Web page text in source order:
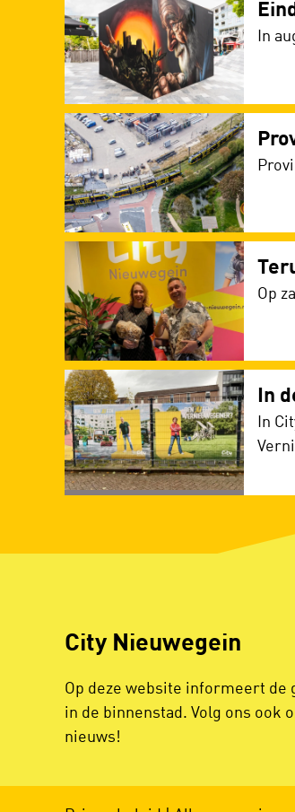
In
Op
In
In
City Nieuwegein
Op deze website informeert de
in de binnenstad. Volg ons ook
nieuws!